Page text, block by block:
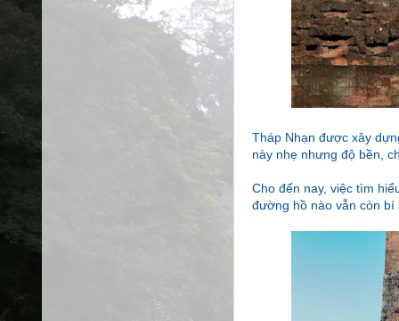
Tháp Nhạn được xây
này nhẹ nhưng độ bền,
Cho đến nay, việc tìm
đường hồ nào vẫn còn